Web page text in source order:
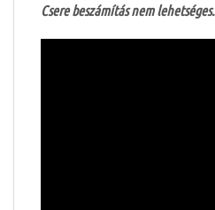
Csere beszámítás nem lehetséges.